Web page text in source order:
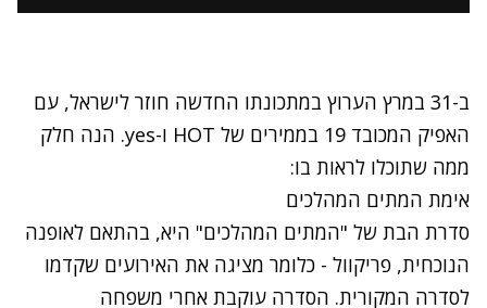
ב-31 במרץ הערוץ במתכונתו החדשה חוזר לישראל, עם
האפיק המכובד 19 בממירים של HOT ו-yes. הנה חלק
ממה שתוכלו לראות בו:
אימת המתים המהלכים
סדרת הבת של "המתים המהלכים" היא, בהתאם לאופנה
הנוכחית, פריקוול - כלומר מציגה את האירועים שקדמו
לסדרה המקורית. הסדרה עוקבת אחרי משפחה